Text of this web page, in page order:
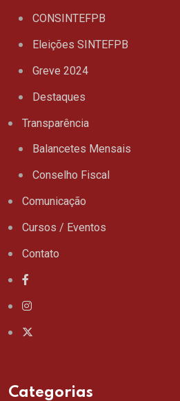
CONSINTEFPB
Eleições SINTEFPB
Greve 2024
Destaques
Transparência
Balancetes Mensais
Conselho Fiscal
Comunicação
Cursos / Eventos
Contato
Categorias